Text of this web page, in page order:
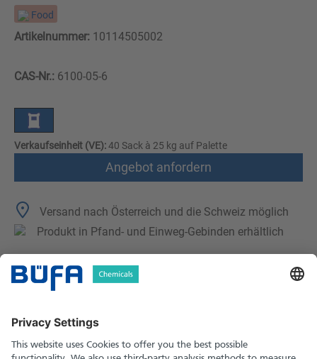
Food
Artikelnummer: 10114505002
CAS-Nr.: 6100-05-6
Verkaufseinheit (VE):40 Sack à 25 kg auf Palette
Angebot anfordern
Versand nach Österreich und die Schweiz möglich
Produkt in Pfand- und Einweg-Gebinden erhältlich
Technische Merkmale
Sicherheitshinweise